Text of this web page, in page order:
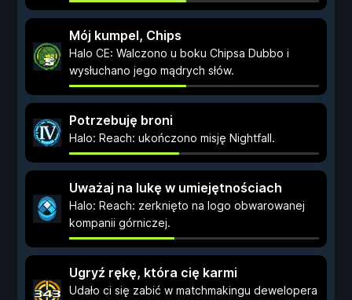
Mój kumpel, Chips
Halo CE: Walczono u boku Chipsa Dubbo i
wysłuchano jego mądrych słów.
Potrzebuję broni
Halo: Reach: ukończono misję Nightfall.
Uważaj na lukę w umiejętnościach
Halo: Reach: zerknięto na logo obwarowanej
kompanii górniczej.
Ugryź rękę, która cię karmi
Udało ci się zabić w matchmakingu dewelopera